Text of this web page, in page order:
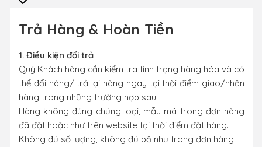
Trả Hàng & Hoàn Tiền
1. Điều kiện đổi trả
Quý Khách hàng cần kiểm tra tình trạng hàng hóa và có
thể đổi hàng/ trả lại hàng ngay tại thời điểm giao/nhận
hàng trong những trường hợp sau:
Hàng không đúng chủng loại, mẫu mã trong đơn hàng
đã đặt hoặc như trên website tại thời điểm đặt hàng.
Không đủ số lượng, không đủ bộ như trong đơn hàng.